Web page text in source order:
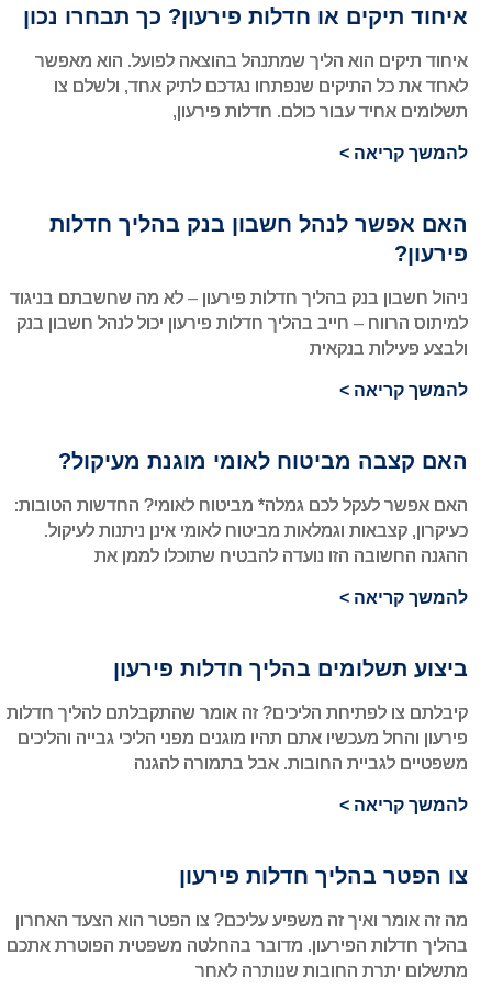
איחוד תיקים או חדלות פירעון? כך תבחרו נכון
איחוד תיקים הוא הליך שמתנהל בהוצאה לפועל. הוא מאפשר
לאחד את כל התיקים שנפתחו נגדכם לתיק אחד, ולשלם צו
תשלומים אחיד עבור כולם. חדלות פירעון,
להמשך קריאה >
האם אפשר לנהל חשבון בנק בהליך חדלות
פירעון?
ניהול חשבון בנק בהליך חדלות פירעון – לא מה שחשבתם בניגוד
למיתוס הרווח – חייב בהליך חדלות פירעון יכול לנהל חשבון בנק
ולבצע פעילות בנקאית
להמשך קריאה >
האם קצבה מביטוח לאומי מוגנת מעיקול?
האם אפשר לעקל לכם גמלה* מביטוח לאומי? החדשות הטובות:
כעיקרון, קצבאות וגמלאות מביטוח לאומי אינן ניתנות לעיקול.
ההגנה החשובה הזו נועדה להבטיח שתוכלו לממן את
להמשך קריאה >
ביצוע תשלומים בהליך חדלות פירעון
קיבלתם צו לפתיחת הליכים? זה אומר שהתקבלתם להליך חדלות
פירעון והחל מעכשיו אתם תהיו מוגנים מפני הליכי גבייה והליכים
משפטיים לגביית החובות. אבל בתמורה להגנה
להמשך קריאה >
צו הפטר בהליך חדלות פירעון
מה זה אומר ואיך זה משפיע עליכם? צו הפטר הוא הצעד האחרון
בהליך חדלות הפירעון. מדובר בהחלטה משפטית הפוטרת אתכם
מתשלום יתרת החובות שנותרה לאחר